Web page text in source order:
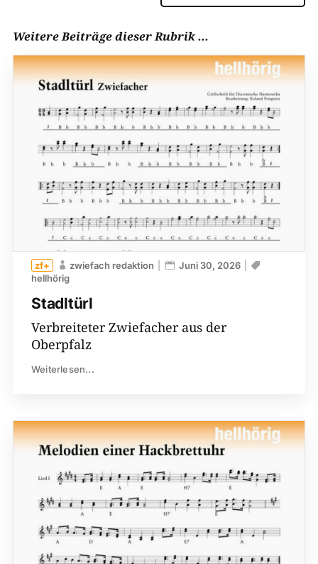
Weitere Beiträge dieser Rubrik ...
Stadltürl
zwiefach redaktion
Juni 30, 2026
hellhörig
Verbreiteter Zwiefacher aus der
Oberpfalz
Weiterlesen...